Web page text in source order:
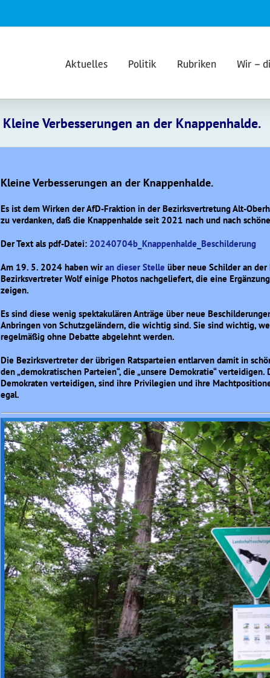
Aktuelles Politik Rubriken Wir –
Kleine Verbesserungen an der Knappenhalde.
Kleine Verbesserungen an der Knappenhalde.
Es ist dem Wirken der AfD-Fraktion in der Bezirksvertretung Alt-
zu verdanken, daß die Knappenhalde seit 2021 nach und nach
Der Text als pdf-Datei: 20240704b_Knappenhalde_Beschilderung
Am 19. 5. 2024 haben wiran dieser Stelle über neue Schilder an
Bezirksvertreter Wolf einige Photos nachgeliefert, die eine
zeigen.
Es sind diese wenig spektakulären Anträge über neue
Anbringen von Schutzgeländern, die wichtig sind. Sie sind wichtig,
regelmäßig ohne Debatte abgelehnt werden.
Die Bezirksvertreter der übrigen Ratsparteien entlarven damit in
den „demokratischen Parteien“, die „unsere Demokratie“
Demokraten verteidigen, sind ihre Privilegien und ihre
egal.